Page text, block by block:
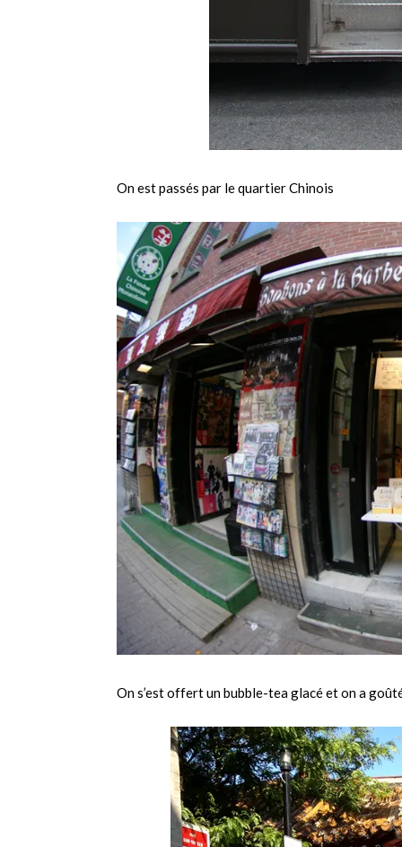
On est passés par le quartier Chinois
On s’est offert un bubble-tea glacé et on a